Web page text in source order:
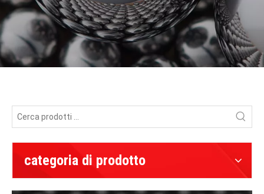
categoria di prodotto